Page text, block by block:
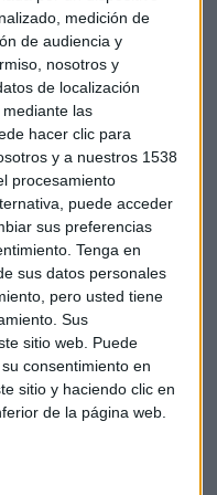
medición de
de audiencia y
nosotros y
de localización
las
hacer clic para
y a nuestros 1538
procesamiento
puede acceder
sus preferencias
Tenga en
sus datos personales
pero usted tiene
Sus
sitio web. Puede
consentimiento en
sitio y haciendo clic en
de la página web.
que nos hace pensar que
Hepburn se ha
generacional.
a Reed Krakoff.
imagen de la empresa.
mayor que compra
del público más
imagen de marca.
principios de este año
a la marca.La
juvenil para atraer a un
así sus ventas.